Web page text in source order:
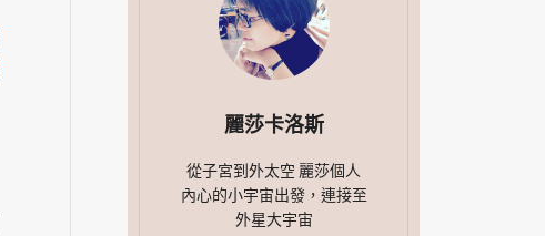
麗莎卡洛斯
從子宮到外太空 麗莎個人
內心的小宇宙出發，連接至
外星大宇宙